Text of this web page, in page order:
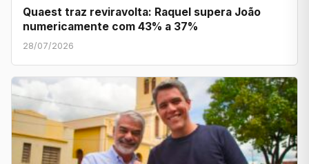
Quaest traz reviravolta: Raquel supera João
numericamente com 43% a 37%
28/07/2026